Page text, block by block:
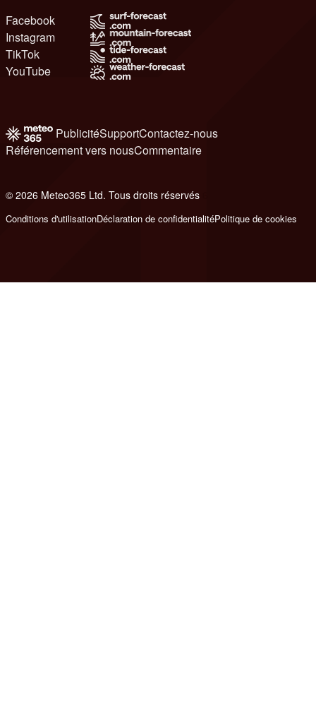
Facebook
Instagram
TikTok
YouTube
PublicitéSupportContactez-nous
Référencement vers nousCommentaire
© 2026 Meteo365 Ltd. Tous droits réservés
Conditions d'utilisationDéclaration de confidentialitéPolitique de cookies